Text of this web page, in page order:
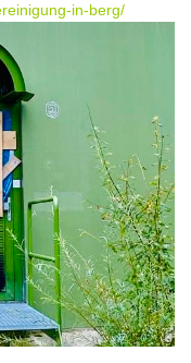
in-berg/